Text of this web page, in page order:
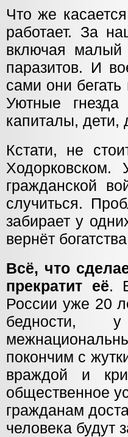
Что же
работает. За
включая малый
паразитов. И
сами они
Уютные
капиталы, дети,
Кстати, не
гражданской
случиться.
забирает у
вернёт
Всё, что
прекратит её.
России уже 20
бедности,
покончим с
враждой и
общественное
гражданам
человека будут